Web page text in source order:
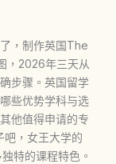
，制作英国The
，2026年三天从
步骤。英国留学
些优势学科与选
他值得申请的专
吧，女王大学的
特的课程特色。